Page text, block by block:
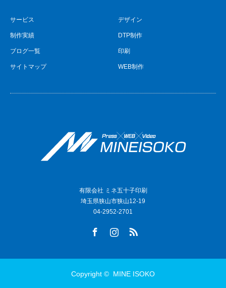
サービス
制作実績
ブログ一覧
サイトマップ
デザイン
DTP制作
印刷
WEB制作
有限会社 ミネ五十子印刷
埼玉県狭山市狭山12-19
04-2952-2701
Copyright © MINE ISOKO